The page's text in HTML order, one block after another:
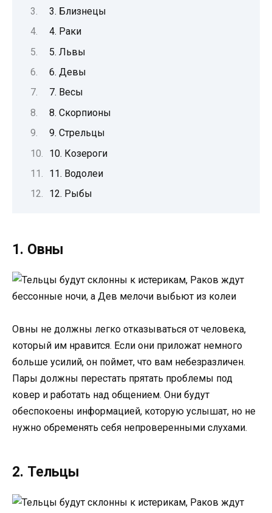
3. Близнецы
4. Раки
5. Львы
6. Девы
7. Весы
8. Скорпионы
9. Стрельцы
10. Козероги
11. Водолеи
12. Рыбы
1. Овны
Овны не должны легко отказываться от человека,
который им нравится. Если они приложат немного
больше усилий, он поймет, что вам небезразличен.
Пары должны перестать прятать проблемы под
ковер и работать над общением. Они будут
обеспокоены информацией, которую услышат, но не
нужно обременять себя непроверенными слухами.
2. Тельцы